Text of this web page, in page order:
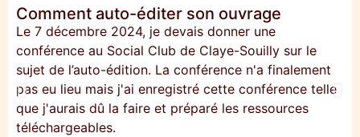
Comment auto-éditer son ouvrage
Le 7 décembre 2024, je devais donner une
conférence au Social Club de Claye-Souilly sur le
sujet de l’auto-édition. La conférence n'a finalement
pas eu lieu mais j'ai enregistré cette conférence telle
que j'aurais dû la faire et préparé les ressources
téléchargeables.